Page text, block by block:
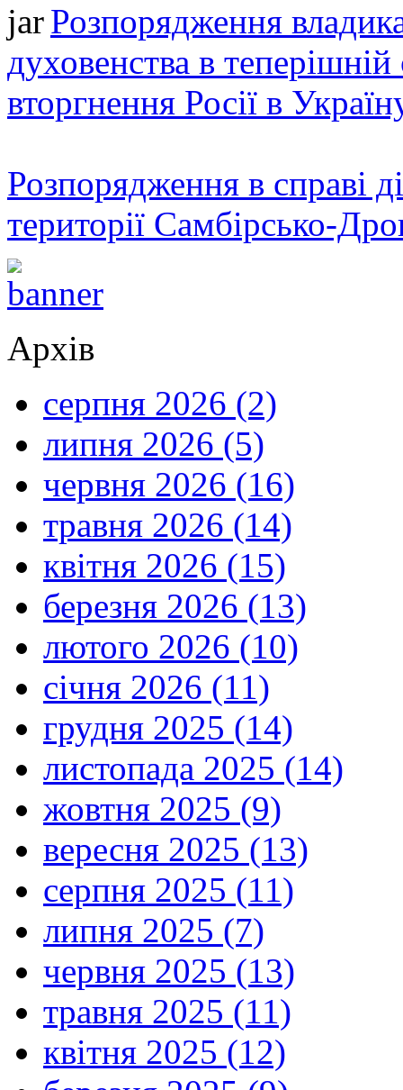
Розпорядження
духовенства в теперішній
вторгнення Росії в
Розпорядження в справі
території Самбірсько-
Архів
серпня 2026 (2)
липня 2026 (5)
червня 2026 (16)
травня 2026 (14)
квітня 2026 (15)
березня 2026 (13)
лютого 2026 (10)
січня 2026 (11)
грудня 2025 (14)
листопада 2025 (14)
жовтня 2025 (9)
вересня 2025 (13)
серпня 2025 (11)
липня 2025 (7)
червня 2025 (13)
травня 2025 (11)
квітня 2025 (12)